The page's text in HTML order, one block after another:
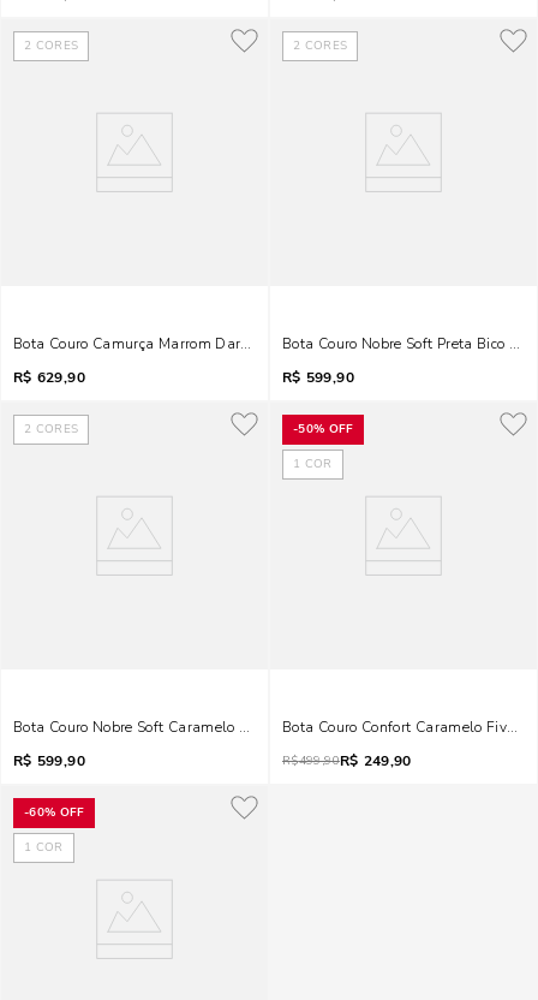
2 CORES
Bota Couro Camurça Marrom Dark Bico Fino Salto Grosso
R$ 629,90
2 CORES
Bota Couro Nobre Soft Preta Bico
R$ 599,90
2 CORES
Bota Couro Nobre Soft Caramelo Bico Fino Salto Grosso
R$ 599,90
-50% OFF
1 COR
Bota Couro Confort Caramelo
R$499,90R$ 249,90
-60% OFF
1 COR